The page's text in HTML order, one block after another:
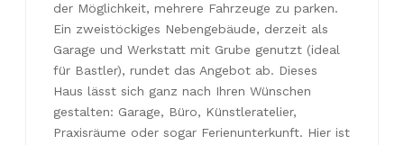
der Möglichkeit, mehrere Fahrzeuge zu parken.
Ein zweistöckiges Nebengebäude, derzeit als
Garage und Werkstatt mit Grube genutzt (ideal
für Bastler), rundet das Angebot ab. Dieses
Haus lässt sich ganz nach Ihren Wünschen
gestalten: Garage, Büro, Künstleratelier,
Praxisräume oder sogar Ferienunterkunft. Hier ist